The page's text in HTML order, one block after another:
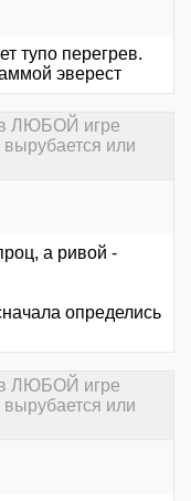
тупо перегрев.
эверест
в ЛЮБОЙ игре
или
а ривой -
определись
в ЛЮБОЙ игре
или